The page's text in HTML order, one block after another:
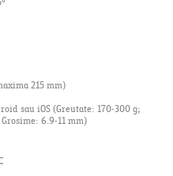
215 mm)
sau iOS (Greutate: 170-300 g;
6.9-11 mm)